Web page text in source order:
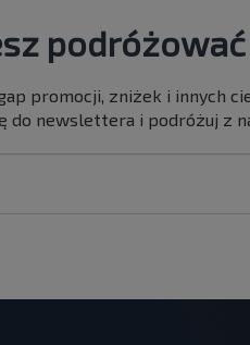
promocji, zniżek i innych
do newslettera i podróżuj z